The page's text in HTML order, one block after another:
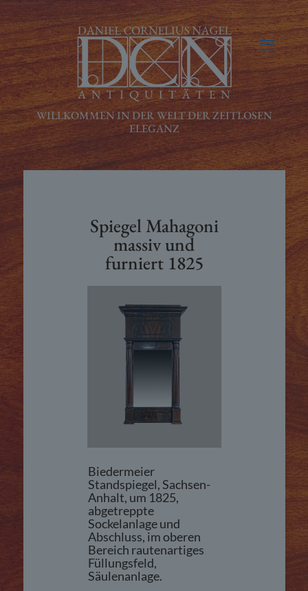
Spiegel Mahagoni
massiv und
furniert 1825
Biedermeier
Standspiegel, Sachsen-
Anhalt, um 1825,
abgetreppte
Sockelanlage und
Abschluss, im oberen
Bereich rautenartiges
Füllungsfeld,
Säulenanlage.